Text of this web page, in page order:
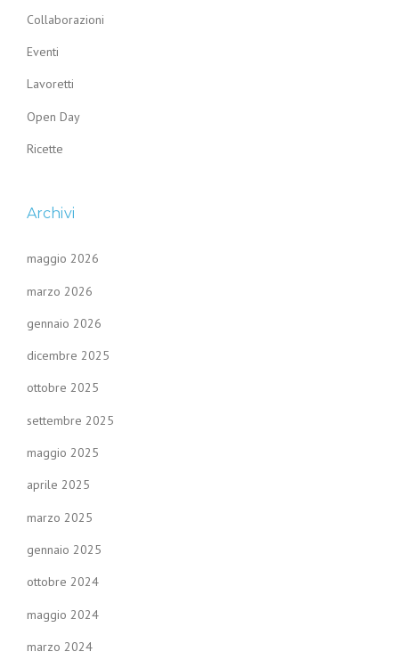
Collaborazioni
Eventi
Lavoretti
Open Day
Ricette
Archivi
maggio 2026
marzo 2026
gennaio 2026
dicembre 2025
ottobre 2025
settembre 2025
maggio 2025
aprile 2025
marzo 2025
gennaio 2025
ottobre 2024
maggio 2024
marzo 2024